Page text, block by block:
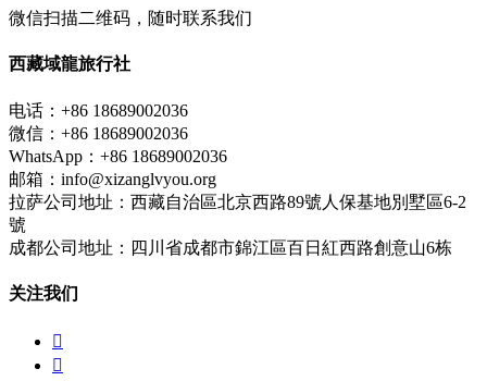
微信扫描二维码，随时联系我们
西藏域龍旅行社
电话：+86 18689002036
微信：+86 18689002036
WhatsApp：+86 18689002036
邮箱：info@xizanglvyou.org
拉萨公司地址：西藏自治區北京西路89號人保基地別墅區6-2
號
成都公司地址：四川省成都市錦江區百日紅西路創意山6栋
关注我们

